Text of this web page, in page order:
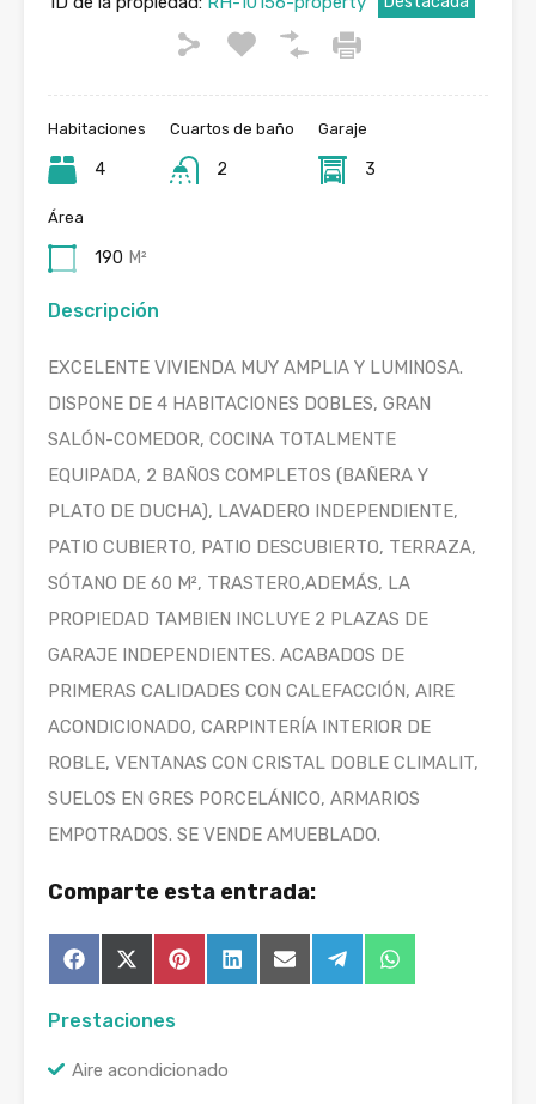
Habitaciones
4
Cuartos de baño
2
Garaje
3
Área
190 M²
Descripción
EXCELENTE VIVIENDA MUY AMPLIA Y LUMINOSA.
DISPONE DE 4 HABITACIONES DOBLES, GRAN
SALÓN-COMEDOR, COCINA TOTALMENTE
EQUIPADA, 2 BAÑOS COMPLETOS (BAÑERA Y
PLATO DE DUCHA), LAVADERO INDEPENDIENTE,
PATIO CUBIERTO, PATIO DESCUBIERTO, TERRAZA,
SÓTANO DE 60 M², TRASTERO,ADEMÁS, LA
PROPIEDAD TAMBIEN INCLUYE 2 PLAZAS DE
GARAJE INDEPENDIENTES. ACABADOS DE
PRIMERAS CALIDADES CON CALEFACCIÓN, AIRE
ACONDICIONADO, CARPINTERÍA INTERIOR DE
ROBLE, VENTANAS CON CRISTAL DOBLE CLIMALIT,
SUELOS EN GRES PORCELÁNICO, ARMARIOS
EMPOTRADOS. SE VENDE AMUEBLADO.
Comparte esta entrada:
Compartir
en
FacebookCompartir
en
X
(Twitter)
Compartir
en
PinterestCompartir
en
LinkedInCompartir
en
Email Compartir
en
TelegramCompartir
en
WhatsApp
Prestaciones
Aire acondicionado